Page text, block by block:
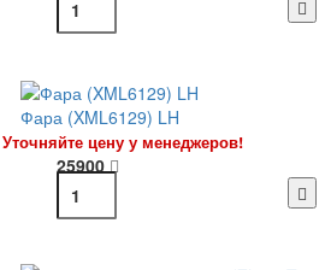
Фара (XML6129) LH
Уточняйте цену у менеджеров!
25900